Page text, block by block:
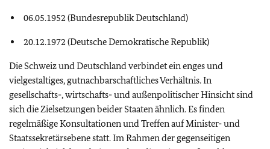
06.05.1952 (Bundesrepublik Deutschland)
20.12.1972 (Deutsche Demokratische Republik)
Die Schweiz und Deutschland verbindet ein enges und
vielgestaltiges, gutnachbarschaftliches Verhältnis. In
gesellschafts-, wirtschafts- und außenpolitischer Hinsicht sind
sich die Zielsetzungen beider Staaten ähnlich. Es finden
regelmäßige Konsultationen und Treffen auf Minister- und
Staatssekretärsebene statt. Im Rahmen der gegenseitigen